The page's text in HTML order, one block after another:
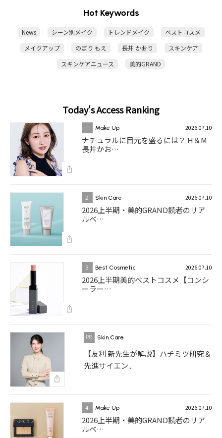
Hot Keywords
News シーン別メイク トレンドメイク
ベストコスメ
メイクアップ
のぼり もえ 長井 かおり
スキンケア
スキンケアニュース
美的GRAND
Today's Access Ranking
1 Make Up 2026.07.10
ナチュラルに目元を盛るには？ H＆M
長井かお…
2 Skin Care 2026.07.10
2026上半期・美的GRAND読者のリア
ルベ…
3 Best Cosmetic 2026.07.10
2026上半期美的ベストコスメ【コンシ
ーラー…
Skin Care
【友利 新先生が解説】ハチミツ研究＆
先進サイエン...
4 Make Up 2026.07.10
2026上半期・美的GRAND読者のリア
ルベ…